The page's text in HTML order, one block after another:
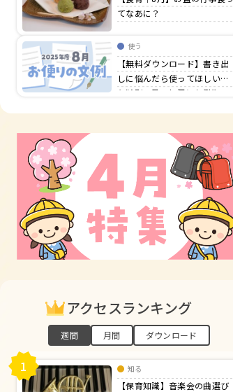
てなあに？
使う
【無料ダウンロード】書き出
しに悩んだら使ってほしい！
年齢別 8月のお便り文例集
アクセスランキング
週間 月間 ダウンロード
1 知る
【保育知識】音楽会の曲選び